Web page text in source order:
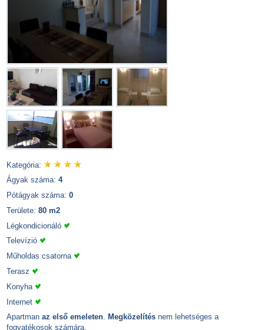
Kategória:
Ágyak száma: 4
Pótágyak száma: 0
Területe: 80 m2
Légkondicionáló
Televízió
Műholdas csatorna
Terasz
Konyha
Internet
Apartman az első emeleten. Megközelítés nem lehetséges a
fogyatékosok számára.